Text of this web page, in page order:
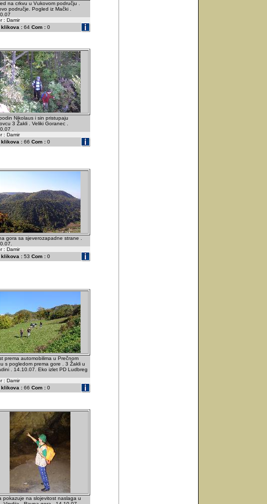
na crkvu u Vukovom području .
područje. Pogled iz Mački .
: Damir
klikova : 64 Com : 0
Nikolaus i sin pristupaju
3 Žakli . Veliki Goranec .
.
: Damir
klikova : 66 Com : 0
gora sa sjeverozapadne strane .
: Damir
klikova : 53 Com : 0
prema automobilima u Prečnom
s pogledom prema gore . 3 Žakli u
. 14.10.07. Eko izlet PD Ludbreg
: Damir
klikova : 66 Com : 0
pokazuje na slojevitost naslaga u